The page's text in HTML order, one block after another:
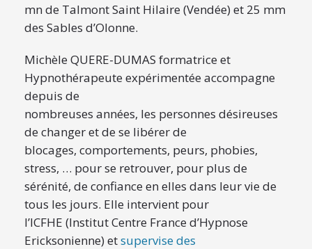
mn de Talmont Saint Hilaire (Vendée) et 25 mm
des Sables d’Olonne.
Michèle QUERE-DUMAS formatrice et
Hypnothérapeute expérimentée accompagne
depuis de
nombreuses années, les personnes désireuses
de changer et de se libérer de
blocages, comportements, peurs, phobies,
stress, … pour se retrouver, pour plus de
sérénité, de confiance en elles dans leur vie de
tous les jours. Elle intervient pour
l’ICFHE (Institut Centre France d’Hypnose
Ericksonienne) etsupervise des